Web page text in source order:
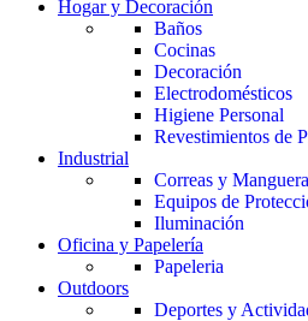
Hogar y Decoración
Baños
Cocinas
Decoración
Electrodomésticos
Higiene Personal
Revestimientos de
Industrial
Correas y
Equipos de
Iluminación
Oficina y Papelería
Papeleria
Outdoors
Deportes y